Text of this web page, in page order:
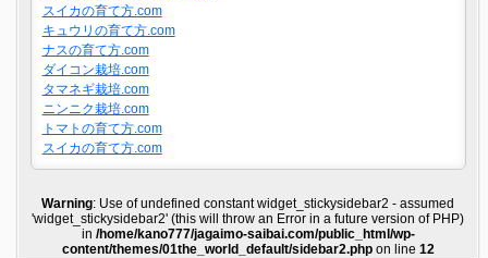
スイカの育て方.com
キュウリの育て方.com
ナスの育て方.com
ダイコン栽培.com
タマネギ栽培.com
ニンニク栽培.com
トマトの育て方.com
スイカの育て方.com
Warning: Use of undefined constant widget_stickysidebar2 - assumed
'widget_stickysidebar2' (this will throw an Error in a future version of PHP)
in /home/kano777/jagaimo-saibai.com/public_html/wp-
content/themes/01the_world_default/sidebar2.phpon line 12